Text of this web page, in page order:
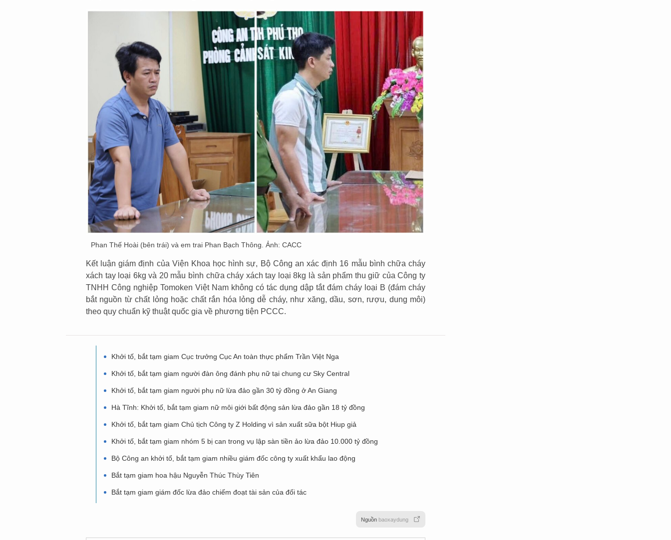
Phan Thế Hoài (bên trái) và em trai Phan Bạch Thông. Ảnh: CACC
Kết luận giám định của Viện Khoa học hình sự, Bộ Công an xác định 16 mẫu bình chữa cháy
xách tay loại 6kg và 20 mẫu bình chữa cháy xách tay loại 8kg là sản phẩm thu giữ của Công ty
TNHH Công nghiệp Tomoken Việt Nam không có tác dụng dập tắt đám cháy loại B (đám cháy
bắt nguồn từ chất lỏng hoặc chất rắn hóa lỏng dễ cháy, như xăng, dầu, sơn, rượu, dung môi)
theo quy chuẩn kỹ thuật quốc gia về phương tiện PCCC.
Khởi tố, bắt tạm giam Cục trưởng Cục An toàn thực phẩm Trần Việt Nga
Khởi tố, bắt tạm giam người đàn ông đánh phụ nữ tại chung cư Sky Central
Khởi tố, bắt tạm giam người phụ nữ lừa đảo gần 30 tỷ đồng ở An Giang
Hà Tĩnh: Khởi tố, bắt tạm giam nữ môi giới bất động sản lừa đảo gần 18 tỷ đồng
Khởi tố, bắt tạm giam Chủ tịch Công ty Z Holding vì sản xuất sữa bột Hiup giả
Khởi tố, bắt tạm giam nhóm 5 bị can trong vụ lập sàn tiền ảo lừa đảo 10.000 tỷ đồng
Bộ Công an khởi tố, bắt tạm giam nhiều giám đốc công ty xuất khẩu lao động
Bắt tạm giam hoa hậu Nguyễn Thúc Thùy Tiên
Bắt tạm giam giám đốc lừa đảo chiếm đoạt tài sản của đối tác
Nguồn baoxaydung